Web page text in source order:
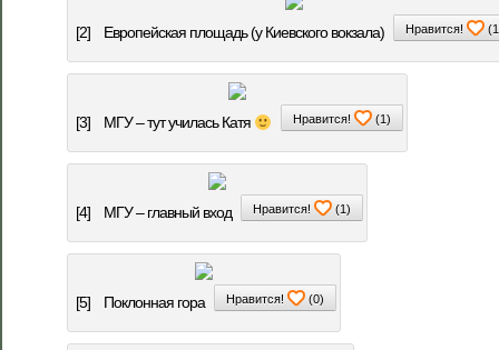
[2] Европейская площадь (у Киевского вокзала) Нравится! (1
[3] МГУ – тут училась Катя Нравится! (1 )
[4] МГУ – главный вход Нравится! (1 )
[5] Поклонная гора Нравится! (0)